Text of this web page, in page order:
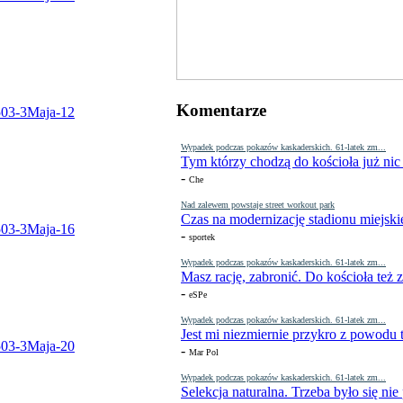
Komentarze
Wypadek podczas pokazów kaskaderskich. 61-latek zm...
Tym którzy chodzą do kościoła już nic
- Che
Nad zalewem powstaje street workout park
Czas na modernizację stadionu
- sportek
Wypadek podczas pokazów kaskaderskich. 61-latek zm...
Masz rację, zabronić. Do kościoła też
- eSPe
Wypadek podczas pokazów kaskaderskich. 61-latek zm...
Jest mi niezmiernie przykro z
- Mar Pol
Wypadek podczas pokazów kaskaderskich. 61-latek zm...
Selekcja naturalna. Trzeba było się nie